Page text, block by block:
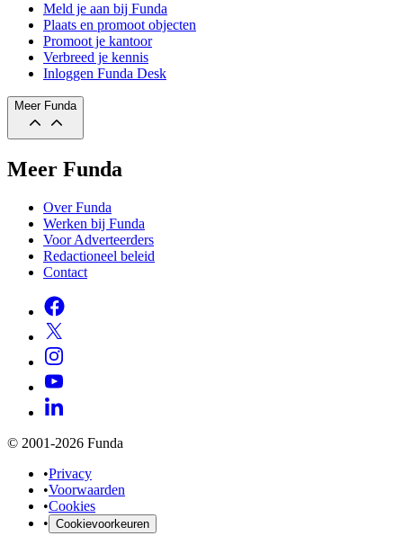
Meld je aan bij Funda
Plaats en promoot objecten
Promoot je kantoor
Verbreed je kennis
Inloggen Funda Desk
Meer Funda
Meer Funda
Over Funda
Werken bij Funda
Voor Adverteerders
Redactioneel beleid
Contact
© 2001-2026 Funda
•Privacy
•Voorwaarden
•Cookies
• Cookievoorkeuren